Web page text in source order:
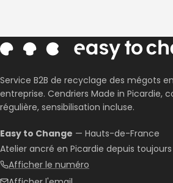
Service B2B de recyclage des mégots en
entreprise. Cendriers Made in Picardie,
régulière, sensibilisation incluse.
Easy to Change — Hauts-de-France
Atelier ancré en Picardie depuis toujours
Afficher le numéro